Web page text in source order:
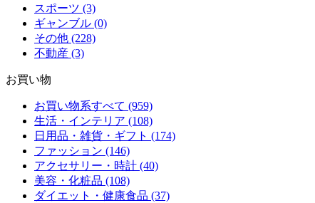
スポーツ (3)
ギャンブル (0)
その他 (228)
不動産 (3)
お買い物
お買い物系すべて (959)
生活・インテリア (108)
日用品・雑貨・ギフト (174)
ファッション (146)
アクセサリー・時計 (40)
美容・化粧品 (108)
ダイエット・健康食品 (37)